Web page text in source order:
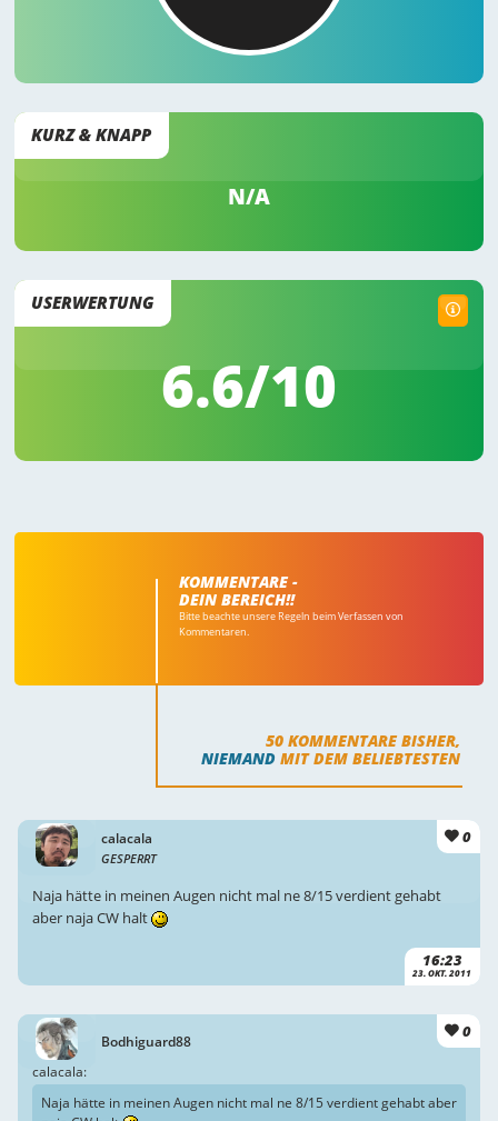
KURZ & KNAPP
N/A
USERWERTUNG
6.6/10
KOMMENTARE -
DEIN BEREICH!!
Bitte beachte unsere Regeln beim Verfassen von
Kommentaren.
50 KOMMENTARE BISHER,
NIEMAND MIT DEM BELIEBTESTEN
calacala
GESPERRT
0
16:23
23. OKT. 2011
Naja hätte in meinen Augen nicht mal ne 8/15 verdient gehabt
aber naja CW halt
Bodhiguard88
0
calacala:
Naja hätte in meinen Augen nicht mal ne 8/15 verdient gehabt aber